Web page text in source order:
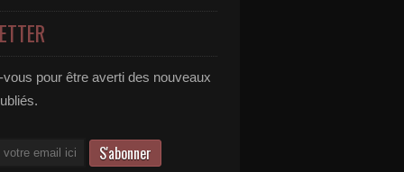
pour être averti des nouveaux